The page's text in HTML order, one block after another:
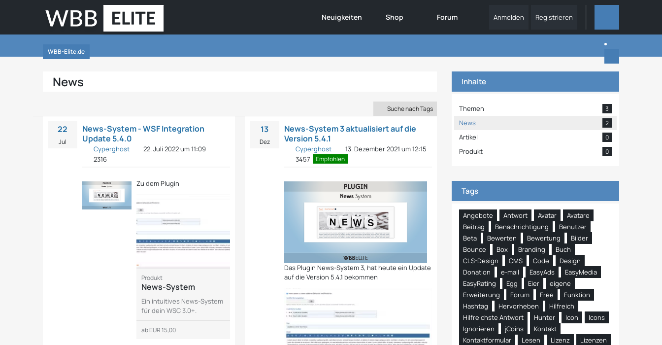
Neuigkeiten Shop Forum Anmelden Registrieren
WBB-Elite.de
News
Suche nach Tags
22
Jul
News-System - WSF Integration
Update 5.4.0
Cyperghost
22. Juli 2022 um 11:09
2316
Zu dem Plugin
Produkt
News-System
Ein intuitives News-System
für dein WSC 3.0+.
abEUR 15,00
13
Dez
News-System 3 aktualisiert auf die
Version 5.4.1
Cyperghost
13. Dezember 2021 um 12:15
3457
Empfohlen
Das Plugin News-System 3, hat heute ein Update
auf die Version 5.4.1 bekommen
Inhalte
Themen 3
News 2
Artikel 0
Produkt 0
Tags
Angebote Antwort Avatar
Avatare
Beitrag
Benachrichtigung
Benutzer
Beta
Bewerten Bewertung
Bilder
Bounce
Box Branding
Buch
CLS-Design
CMS Code
Design
Donation
e-mail EasyAds
EasyMedia
EasyRating
Egg Eier
eigene
Erweiterung
Forum Free
Funktion
Hashtag
Hervorheben
Hilfreich
Hilfreichste Antwort
Hunter Icon
Icons
Ignorieren
jCoins
Kontakt
Kontaktformular
Lesen Lizenz
Lizenzen